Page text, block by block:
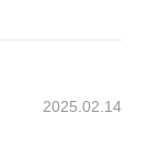
2025.02.14